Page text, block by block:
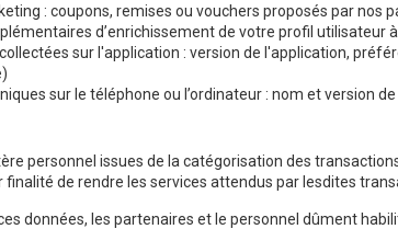
: coupons, remises ou vouchers proposés par
d’enrichissement de votre profil utilisateur
sur l'application : version de l'application,
sur le téléphone ou l’ordinateur : nom et version
personnel issues de la catégorisation des
finalité de rendre les services attendus par lesdites
données, les partenaires et le personnel dûment